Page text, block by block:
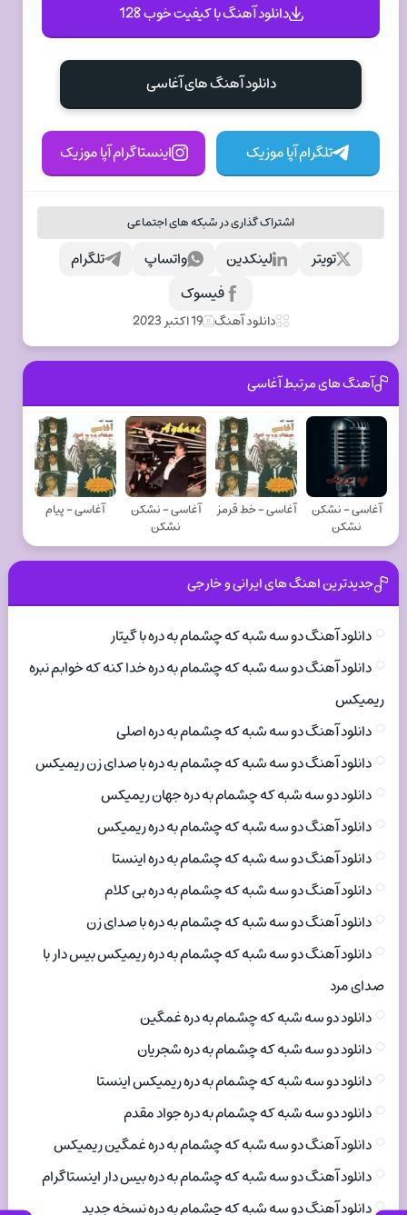
دانلود آهنگ با کیفیت خوب 128
دانلود آهنگ های آغاسی
تلگرام آپا موزیک اینستاگرام آپا موزیک
اشتراک گذاری در شبکه های اجتماعی
تلگرام واتساپ لینکدین
تویتر
فیسوک
دانلود آهنگ 19 اکتبر 2023
آهنگ های مرتبط آغاسی
آغاسی - نشکن
نشکن
آغاسی - خط قرمز
آغاسی - نشکن
نشکن
آغاسی - پیام
جدیدترین اهنگ های ایرانی و خارجی
دانلود آهنگ دو سه شبه که چشمام به دره با گیتار
دانلود آهنگ دو سه شبه که چشمام به دره خدا کنه که خوابم نبره
ریمیکس
دانلود آهنگ دو سه شبه که چشمام به دره اصلی
دانلود آهنگ دو سه شبه که چشمام به دره با صدای زن ریمیکس
دانلود دو سه شبه که چشمام به دره جهان ریمیکس
دانلود آهنگ دو سه شبه که چشمام به دره ریمیکس
دانلود آهنگ دو سه شبه که چشمام به دره اینستا
دانلود آهنگ دو سه شبه که چشمام به دره بی کلام
دانلود آهنگ دو سه شبه که چشمام به دره با صدای زن
دانلود آهنگ دو سه شبه که چشمام به دره ریمیکس بیس دار با
صدای مرد
دانلود دو سه شبه که چشمام به دره غمگین
دانلود دو سه شبه که چشمام به دره شجریان
دانلود دو سه شبه که چشمام به دره ریمیکس اینستا
دانلود دو سه شبه که چشمام به دره جواد مقدم
دانلود آهنگ دو سه شبه که چشمام به دره غمگین ریمیکس
دانلود آهنگ دو سه شبه که چشمام به دره بیس دار اینستاگرام
دانلود آهنگ دو سه شبه که چشمام به دره نسخه جدید